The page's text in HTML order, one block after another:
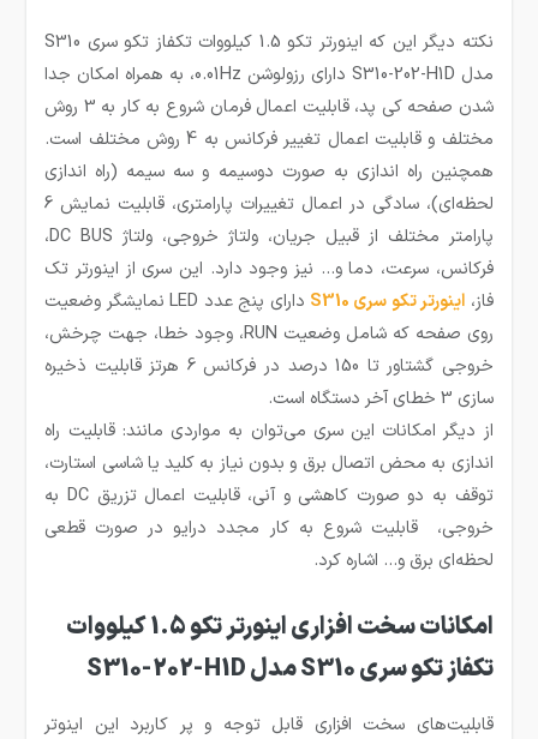
نکته دیگر این که اینورتر تکو 1.5 کیلووات تکفاز تکو سری S310
مدل S310-202-H1D دارای رزولوشن 0.01Hz، به همراه امکان جدا
شدن صفحه کی پد، قابلیت اعمال فرمان شروع به کار به 3 روش
مختلف و قابلیت اعمال تغییر فرکانس به 4 روش مختلف است.
همچنین راه اندازی به صورت دوسیمه و سه سیمه (راه اندازی
لحظه‌ای)، سادگی در اعمال تغییرات پارامتری، قابلیت نمایش 6
پارامتر مختلف از قبیل جریان، ولتاژ خروجی، ولتاژ DC BUS،
فرکانس، سرعت، دما و… نیز وجود دارد. این سری از اینورتر تک
فاز، اینورتر تکو سری S310
دارای پنج عدد LED نمایشگر وضعیت
روی صفحه که شامل وضعیت RUN، وجود خطا، جهت چرخش،
خروجی گشتاور تا 150 درصد در فرکانس 6 هرتز قابلیت ذخیره
سازی 3 خطای آخر دستگاه است.
از دیگر امکانات این سری می‌توان به مواردی مانند: قابلیت راه
اندازی به محض اتصال برق و بدون نیاز به کلید یا شاسی استارت،
توقف به دو صورت کاهشی و آنی، قابلیت اعمال تزریق DC به
خروجی، قابلیت شروع به کار مجدد درایو در صورت قطعی
لحظه‌ای برق و… اشاره کرد.
امکانات سخت افزاری اینورتر تکو 1.5 کیلووات
تکفاز تکو سری S310 مدل S310-202-H1D
قابلیت‌های سخت افزاری قابل توجه و پر کاربرد این اینوتر